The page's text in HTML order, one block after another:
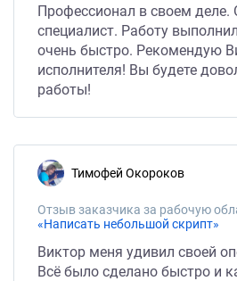
Профессионал в своем деле.
специалист. Работу
очень быстро. Рекомендую
исполнителя! Вы будете
работы!
Тимофей Окороков
Отзыв заказчика за рабочую
«Написать небольшой скрипт»
Виктор меня удивил своей
Всё было сделано быстро и